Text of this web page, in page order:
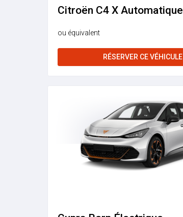
Citroën C4 X Automatique
ou équivalent
RÉSERVER CE VÉHICULE